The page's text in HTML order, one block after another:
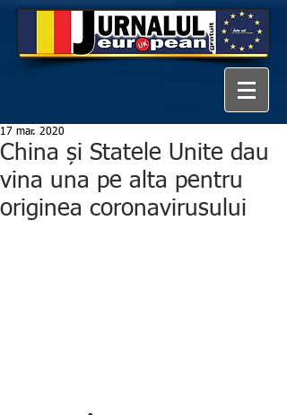
China și Statele Unite dau
vina una pe alta pentru
originea coronavirusului
17 mar. 2020